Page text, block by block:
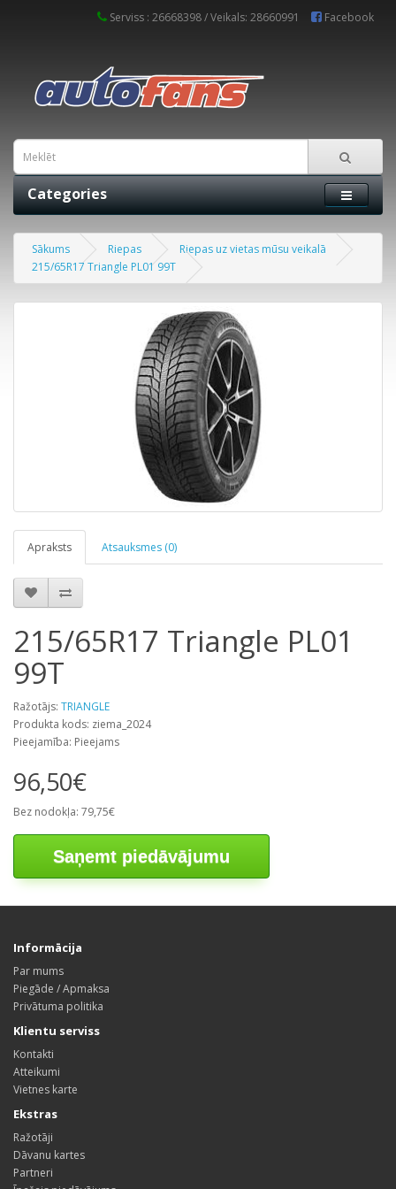
Serviss : 26668398 / Veikals: 28660991 Facebook
Categories
Sākums Riepas
Riepas uz vietas mūsu veikalā
215/65R17 Triangle PL01 99T
Apraksts Atsauksmes (0)
215/65R17 Triangle PL01
99T
Ražotājs: TRIANGLE
Produkta kods: ziema_2024
Pieejamība: Pieejams
96,50€
Bez nodokļa: 79,75€
Saņemt piedāvājumu
Informācija
Par mums
Piegāde / Apmaksa
Privātuma politika
Klientu serviss
Kontakti
Atteikumi
Vietnes karte
Ekstras
Ražotāji
Dāvanu kartes
Partneri